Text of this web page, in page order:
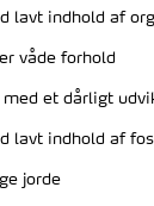
lavt indhold af
våde forhold
med et dårligt
lavt indhold af
jorde